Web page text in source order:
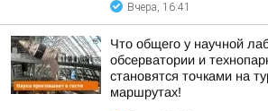
Вчера, 16:41
Что общего у научной
обсерватории и
становятся точками на
маршрутах!